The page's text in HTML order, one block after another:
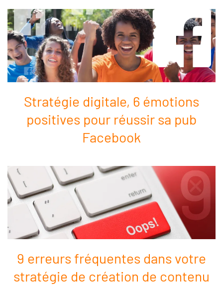
Stratégie digitale, 6 émotions
positives pour réussir sa pub
Facebook
9 erreurs fréquentes dans votre
stratégie de création de contenu